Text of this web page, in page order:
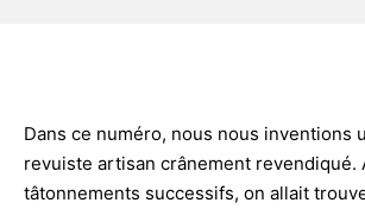
Dans ce numéro, nous nous inventions
revuiste artisan crânement revendiqué.
tâtonnements successifs, on allait